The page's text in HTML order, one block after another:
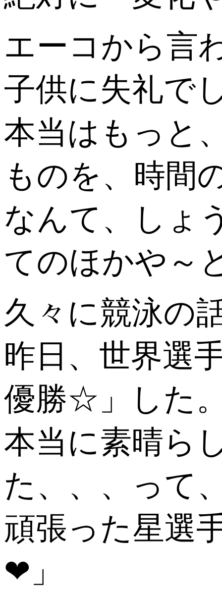
エーコから言
子供に失礼で
本当はもっと
ものを、時間
なんて、しょ
てのほかや～
久々に競泳の
昨日、世界選
優勝☆」した
本当に素晴ら
た、、、って
頑張った星選
❤」